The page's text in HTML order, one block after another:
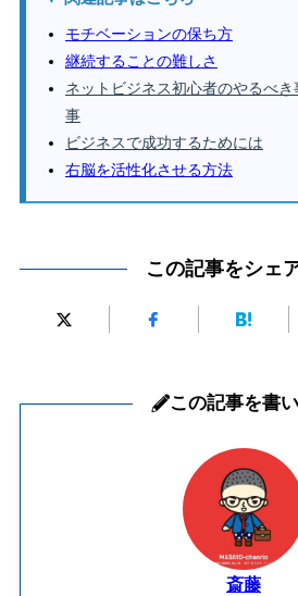
モチベーションの保ち方
継続することの難しさ
ネットビジネス初心者のやるべ
事
ビジネスで成功するためには
右脳を活性化させる方法
この記事をシェ
この記事を書
斎藤